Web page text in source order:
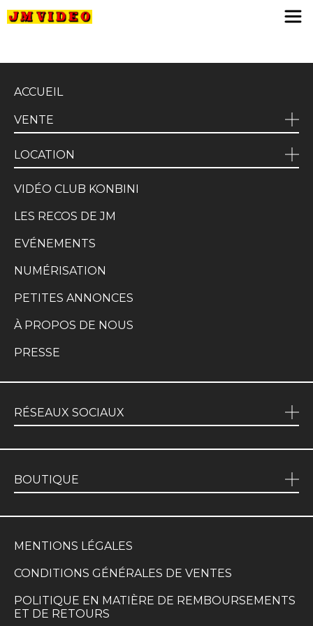
ACCUEIL
VENTE
LOCATION
VIDÉO CLUB KONBINI
LES RECOS DE JM
EVÉNEMENTS
NUMÉRISATION
PETITES ANNONCES
À PROPOS DE NOUS
PRESSE
RÉSEAUX SOCIAUX
BOUTIQUE
MENTIONS LÉGALES
CONDITIONS GÉNÉRALES DE VENTES
POLITIQUE EN MATIÈRE DE REMBOURSEMENTS
ET DE RETOURS